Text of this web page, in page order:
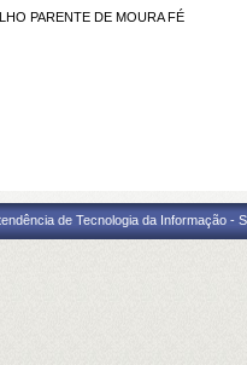
PARENTE DE MOURA FÉ
de Tecnologia da Informação -